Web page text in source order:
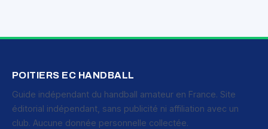
POITIERS EC HANDBALL
Guide indépendant du handball amateur en France. Site
éditorial indépendant, sans publicité ni affiliation avec un
club. Aucune donnée personnelle collectée.